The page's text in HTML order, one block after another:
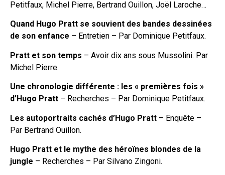
Petitfaux, Michel Pierre, Bertrand Ouillon, Joël Laroche…
Quand Hugo Pratt se souvient des bandes dessinées
de son enfance – Entretien – Par Dominique Petitfaux.
Pratt et son temps – Avoir dix ans sous Mussolini. Par
Michel Pierre.
Une chronologie différente : les « premières fois »
d’Hugo Pratt – Recherches – Par Dominique Petitfaux.
Les autoportraits cachés d’Hugo Pratt – Enquête –
Par Bertrand Ouillon.
Hugo Pratt et le mythe des héroïnes blondes de la
jungle – Recherches – Par Silvano Zingoni.